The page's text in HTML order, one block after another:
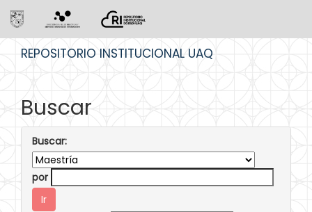
REPOSITORIO INSTITUCIONAL UAQ
Buscar
Buscar:
por